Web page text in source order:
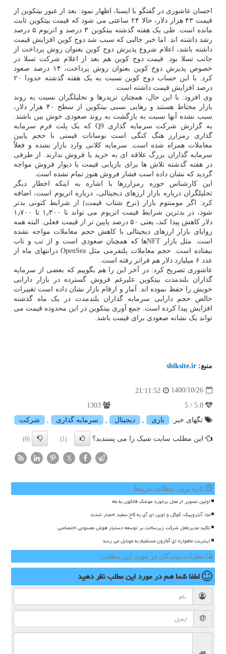
احسان عاشوری در گفتگو با ایسنا، اظهار نمود: بعد از عبور بیتکوین از
قیمت ۴۳ هزار دلار، حالا ۲۴ ساعتی می شود که قیمت بیتکوین ثابت
مانده است. طی یک هفته گذشته بیتکوین ۳ درصد و اتریوم ۵ درصد
رشد داشته اند. اما خبر جالبی که سبب شد دوج کوین افزایش قیمت
داشته باشد، اعلام شروع پذیرش دوج کوین بعنوان روش پرداخت از
جانب تسلا بود. قیمت دوج کوین هم بعد از اعلام شرکت تسلا در
خصوص پذیرش دوج کوین بعنوان روش پرداخت، ۱۴ درصد صعود
کرد. با این حساب دوج کوین نسبت به یک هفته گذشته حدودا ۲۰
درصد افزایش قیمت داشته است.
وی افزود: با این حال، همچنان تریدرها و تحلیلگران نسبت به روند
بازار محتاط هستند و رهایی نسبی بیتکوین از سطح ۴۰ هزار دلار،
سبب نشده آنها نسبت به بازگشت به روند صعودی خوش بین باشند.
به گزارش شرکت سرمایه گذاری Q9 که یک پلت فرم سرمایه
گذاری رمزارز هنگ کنگی است نوسانات قیمتی با حجم پایین
معاملات همراه شده است. سرمایه کلانی وارد بازار نشده و فعلاً
سرمایه گذاران بزرگ علاقه ای به خرید یا فروش ندارند. از طرفی
در هفته گذشته تلاش ها برای بازیابی قیمت با دیوار فروش مواجه
گردید که نشان داده است فشار فروش هنوز تمام نشده است.
این کارشناس حوزه رمزارزها با اشاره به اینکه اخطار دیگر
تحلیلگران درباره بازار ارزهای دیجیتالی، درباره اتریوم است، اضافه
کرد: اگر مومنتوم بازار (نرخ شتاب قیمت) از شرایط کنونی بدتر
شود، در بدترین شرایط قیمت اتریوم می تواند تا ۱٫۳۰۰ تا ۱٫۷۰۰
دلار کاهش پیدا کند، یعنی ۵۰ درصد پایین تر از قیمت فعلی. البته همه
زوایای بازار ارزهای دیجیتالی با کاهش حجم معاملات مواجه نشده
است. مثل بازار NFTها که همچنان صعودی است و از تب و تاب
نیفتاده است. حجم معاملات پلتفرمی مثل OpenSea درانتهای ماه از
عدد ۶ میلیارد دلار هم فراتر رفته است.
عاشوری تصریح کرد: در آخر این را هم بگوییم که بعضی از سرمایه
گذاران بلندمدت بیتکوین علیرغم فروش گسترده در بازار دارایی
خویش را حفظ نموده اند. آمار و ارقام بازار نشان داده است تغییرات
خالص حجم دارایی سرمایه گذاران بلندمدت در یک ماه گذشته
افزایش پیدا کرده است. جمع آوری بیتکوین در این محدوده قیمت می
تواند یک نشانه صعودی برای قیمت باشد.
منبع: shiksite.ir
1400/10/26
21:11:52
تگهای خبر:
بازی , دیجیتال , سرمایه گذاری , شركت
این مطلب سایت شیک را می پسندید؟ (1)
(0)
X
تازه ترین مطالب مرتبط
اولین تصویر از محل برخورد موشک فالکون به ماه
متا، آنتروپیک، گوگل و اوپن ای آی به کاخ سفید احضار شدند
تاکید مدیرعامل شرکت زیرساخت بر توسعه دستیار هوش مصنوعی اختصاصی
اینترنت ماهواره ای آمازون مستقیم به موبایل می رسد
نظرات بینندگان در مورد این مطلب
لطفا شما همدر مورد این مطلبنظر دهید